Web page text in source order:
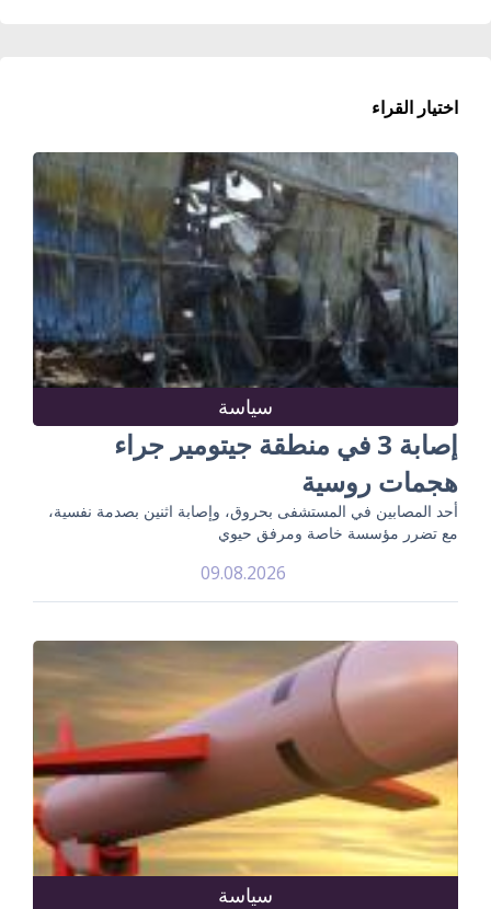
اختيار القراء
سياسة
إصابة 3 في منطقة جيتومير جراء
هجمات روسية
أحد المصابين في المستشفى بحروق، وإصابة اثنين بصدمة نفسية،
مع تضرر مؤسسة خاصة ومرفق حيوي
09.08.2026
سياسة